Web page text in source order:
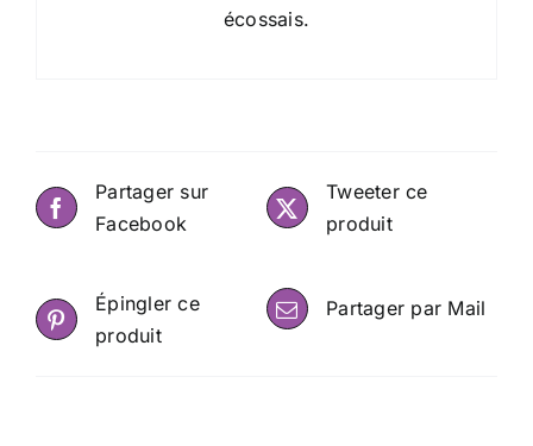
écossais.
Partager sur
Facebook
Tweeter ce
produit
Épingler ce
produit
Partager par Mail